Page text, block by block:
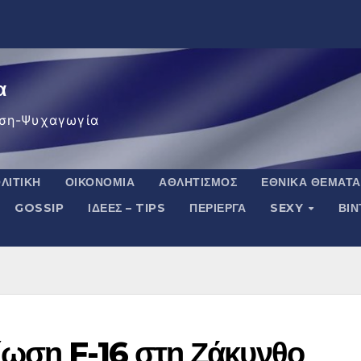
Ψυχαγωγία
ΟΙΚΟΝΟΜΊΑ ΑΘΛΗΤΙΣΜΌΣ ΕΘΝΙΚΆ ΘΈΜΑΤΑ
GOSSIP ΙΔΈΕΣ – TIPS ΠΕΡΊΕΡΓΑ SEXY
F-16 στη Ζάκυνθο